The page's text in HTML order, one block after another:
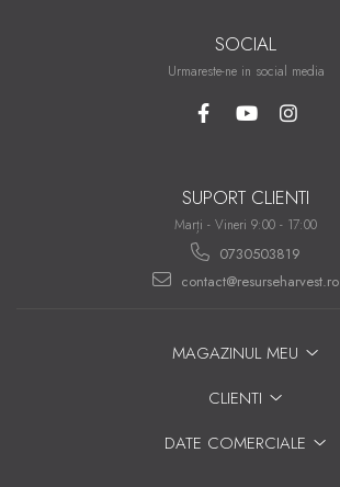
SOCIAL
Urmareste-ne in social media
SUPORT CLIENTI
Marți - Vineri 9:00 - 17:00
0730503819
contact@resurseharvest.ro
MAGAZINUL MEU
CLIENTI
DATE COMERCIALE